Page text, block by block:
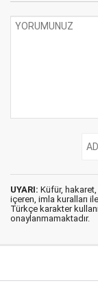
UYARI: Küfür,
içeren, imla kuralları
Türkçe karakter
onaylanmamaktadır.